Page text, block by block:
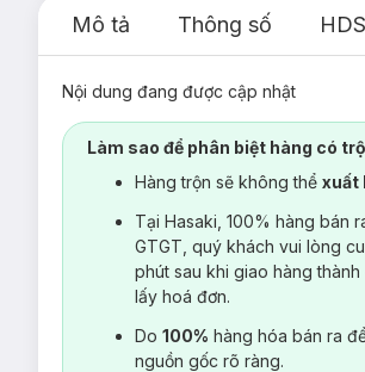
Mô tả Thông số
Nội dung đang được cập nhật
Làm sao để phân biệt hàng có
Hàng trộn sẽ không thể xuất
Tại Hasaki, 100% hàng bán
GTGT, quý khách vui lòng
phút sau khi giao hàng
lấy hoá đơn.
Do 100% hàng hóa bán ra
nguồn gốc rõ ràng.